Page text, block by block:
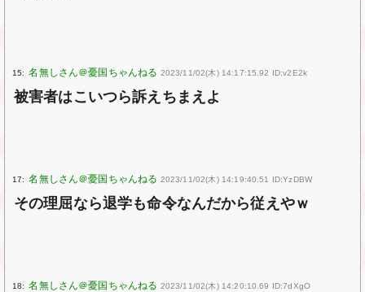
15: 2023/11/02(木) 14:17:15.92 ID:v2E2k
被害者はこいつら訴えちまえよ
17: 2023/11/02(木) 14:19:40.51 ID:YzDBW
その理屈なら退学も命令なんだから従えやｗ
18: 2023/11/02(木) 14:20:10.69 ID:7dXgO